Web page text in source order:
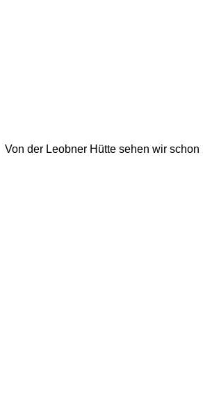
Von der Leobner Hütte sehen wir